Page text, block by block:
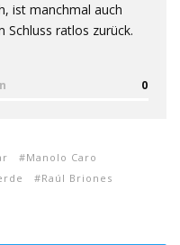
ist manchmal auch
Schluss ratlos zurück.
0
Manolo Caro
Raúl Briones